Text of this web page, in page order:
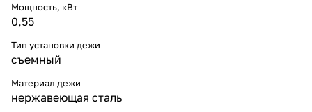
Мощность, кВт
0,55
Тип установки дежи
съемный
Материал дежи
нержавеющая сталь